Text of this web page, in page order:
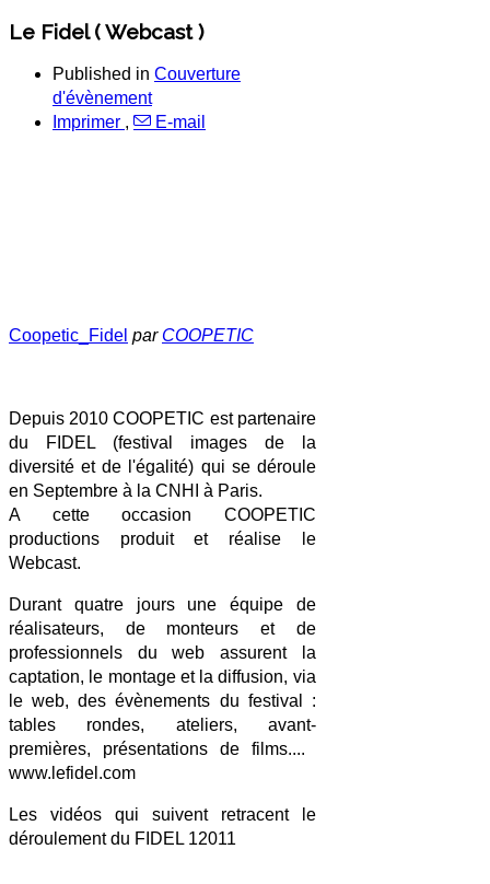
Le Fidel ( Webcast )
Published in Couverture
d'évènement
Imprimer , E-mail
Coopetic_Fidel par COOPETIC
Depuis 2010 COOPETIC est partenaire
du FIDEL (festival images de la
diversité et de l'égalité) qui se déroule
en Septembre à la CNHI à Paris.
A cette occasion COOPETIC
productions produit et réalise le
Webcast.
Durant quatre jours une équipe de
réalisateurs, de monteurs et de
professionnels du web assurent la
captation, le montage et la diffusion, via
le web, des évènements du festival :
tables rondes, ateliers, avant-
premières, présentations de films....
www.lefidel.com
Les vidéos qui suivent retracent le
déroulement du FIDEL 12011